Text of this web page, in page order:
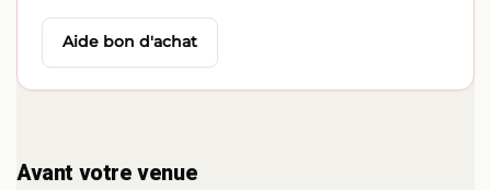
Aide bon d'achat
Avant votre venue